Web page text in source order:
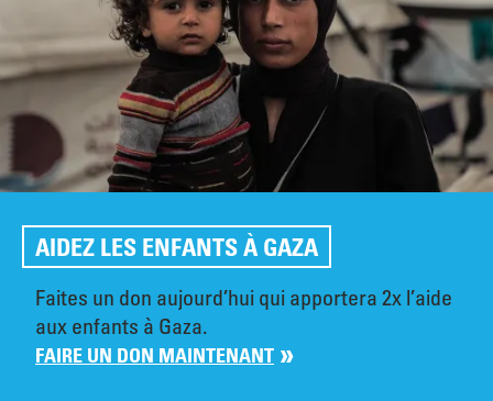
AIDEZ LES ENFANTS À GAZA
Faites un don aujourd’hui qui apportera 2x l’aide
aux enfants à Gaza.
FAIRE UN DON MAINTENANT